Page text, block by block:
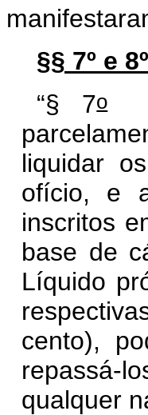
§§ 7º e
“§ 7o
liquidar
ofício, e
inscritos
base de
Líquido
cento),
repassá-
qualquer